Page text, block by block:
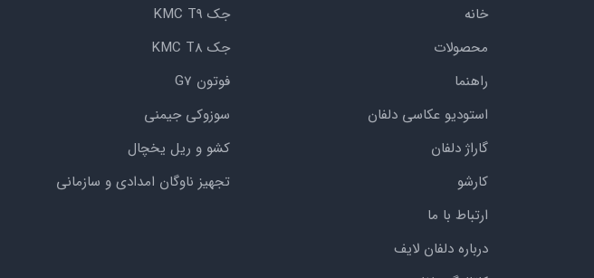
خانه
محصولات
راهنما
استودیو عکاسی دلفان
گاراژ دلفان
کارشو
ارتباط با ما
درباره دلفان لایف
جک KMC T9
جک KMC T8
فوتون G7
سوزوکی جیمنی
کشو و ریل یخچال
تجهیز ناوگان امدادی و سازمانی